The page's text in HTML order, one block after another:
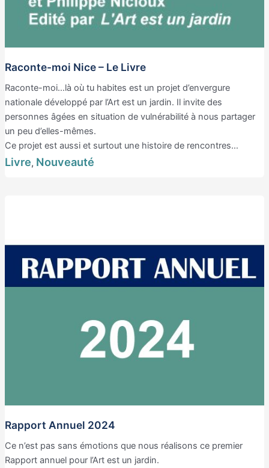
Raconte-moi Nice – Le Livre
Raconte-moi…là où tu habites est un projet d’envergure
nationale développé par l’Art est un jardin. Il invite des
personnes âgées en situation de vulnérabilité à nous partager
un peu d’elles-mêmes.
Ce projet est aussi et surtout une histoire de rencontres…
Livre, Nouveauté
Rapport Annuel 2024
Ce n’est pas sans émotions que nous réalisons ce premier
Rapport annuel pour l’Art est un jardin.